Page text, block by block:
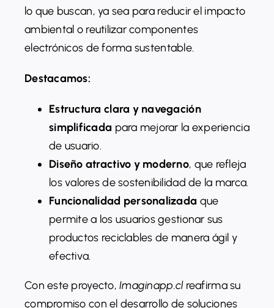
lo que buscan, ya sea para reducir el impacto
ambiental o reutilizar componentes
electrónicos de forma sustentable.
Destacamos:
Estructura clara y navegación
simplificada para mejorar la experiencia
de usuario.
Diseño atractivo y moderno, que refleja
los valores de sostenibilidad de la marca.
Funcionalidad personalizada que
permite a los usuarios gestionar sus
productos reciclables de manera ágil y
efectiva.
Con este proyecto,Imaginapp.clreafirma su
compromiso con el desarrollo de soluciones